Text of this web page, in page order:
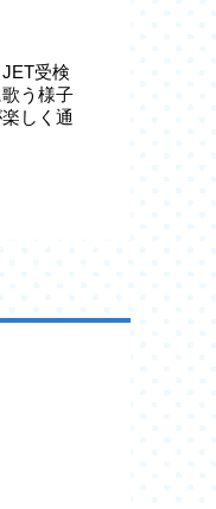
受検
う様子
しく通